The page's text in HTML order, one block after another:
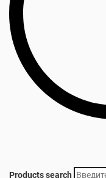
Products search